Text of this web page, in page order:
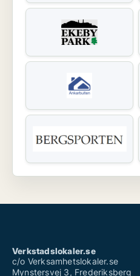
Verkstadslokaler.se
c/o Verksamhetslokaler.se
Mynstersvej 3, Frederiksberg